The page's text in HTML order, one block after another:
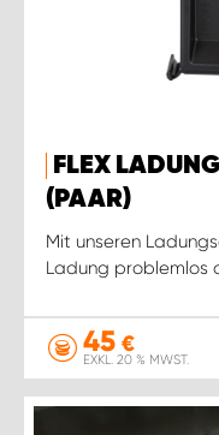
FLEX
(PAAR)
Mit unseren
Ladung problemlos
45 €
EXKL. 20 % MWST.